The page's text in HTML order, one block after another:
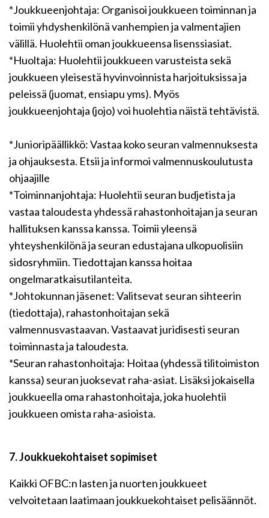
*Joukkueenjohtaja: Organisoi joukkueen toiminnan ja
toimii yhdyshenkilönä vanhempien ja valmentajien
välillä. Huolehtii oman joukkueensa lisenssiasiat.
*Huoltaja: Huolehtii joukkueen varusteista sekä
joukkueen yleisestä hyvinvoinnista harjoituksissa ja
peleissä (juomat, ensiapu yms). Myös
joukkueenjohtaja (jojo) voi huolehtia näistä tehtävistä.
*Junioripäällikkö: Vastaa koko seuran valmennuksesta
ja ohjauksesta. Etsii ja informoi valmennuskoulutusta
ohjaajille
*Toiminnanjohtaja: Huolehtii seuran budjetista ja
vastaa taloudesta yhdessä rahastonhoitajan ja seuran
hallituksen kanssa kanssa. Toimii yleensä
yhteyshenkilönä ja seuran edustajana ulkopuolisiin
sidosryhmiin. Tiedottajan kanssa hoitaa
ongelmaratkaisutilanteita.
*Johtokunnan jäsenet: Valitsevat seuran sihteerin
(tiedottaja), rahastonhoitajan sekä
valmennusvastaavan. Vastaavat juridisesti seuran
toiminnasta ja taloudesta.
*Seuran rahastonhoitaja: Hoitaa (yhdessä tilitoimiston
kanssa) seuran juoksevat raha-asiat. Lisäksi jokaisella
joukkueella oma rahastonhoitaja, joka huolehtii
joukkueen omista raha-asioista.
7. Joukkuekohtaiset sopimiset
Kaikki OFBC:n lasten ja nuorten joukkueet
velvoitetaan laatimaan joukkuekohtaiset pelisäännöt.